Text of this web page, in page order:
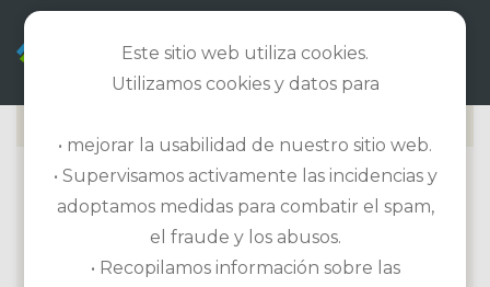
ES
CLUB DE GOLF FINCA
CORTESIN
Información del campo de golf
Este sitio web utiliza cookies.
Utilizamos cookies y datos para
• mejorar la usabilidad de nuestro sitio web.
• Supervisamos activamente las incidencias y
adoptamos medidas para combatir el spam,
el fraude y los abusos.
• Recopilamos información sobre las